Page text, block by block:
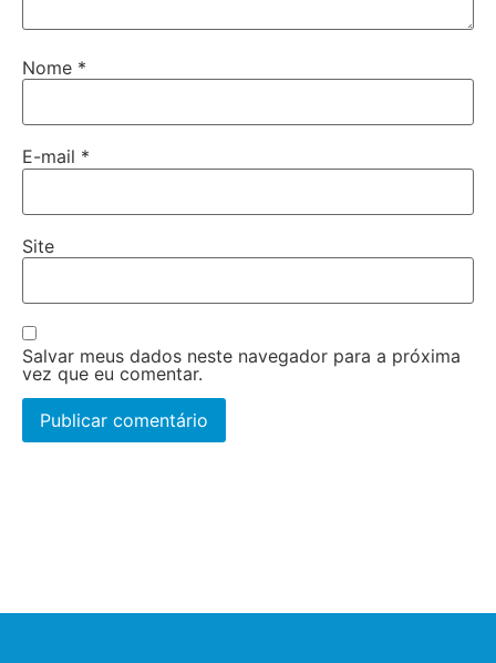
Nome *
E-mail *
Site
Salvar meus dados neste navegador para a próxima
vez que eu comentar.